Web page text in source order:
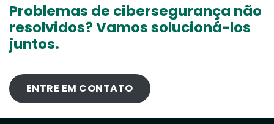
Problemas de cibersegurança não
resolvidos? Vamos solucioná-los
juntos.
ENTRE EM CONTATO